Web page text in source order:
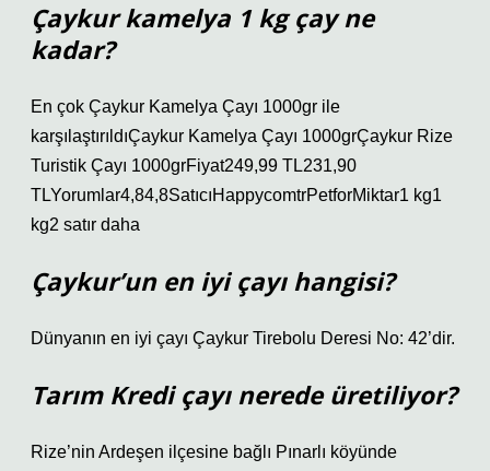
Çaykur kamelya 1 kg çay ne
kadar?
En çok Çaykur Kamelya Çayı 1000gr ile
karşılaştırıldıÇaykur Kamelya Çayı 1000grÇaykur Rize
Turistik Çayı 1000grFiyat249,99 TL231,90
TLYorumlar4,84,8SatıcıHappycomtrPetforMiktar1 kg1
kg2 satır daha
Çaykur’un en iyi çayı hangisi?
Dünyanın en iyi çayı Çaykur Tirebolu Deresi No: 42’dir.
Tarım Kredi çayı nerede üretiliyor?
Rize’nin Ardeşen ilçesine bağlı Pınarlı köyünde